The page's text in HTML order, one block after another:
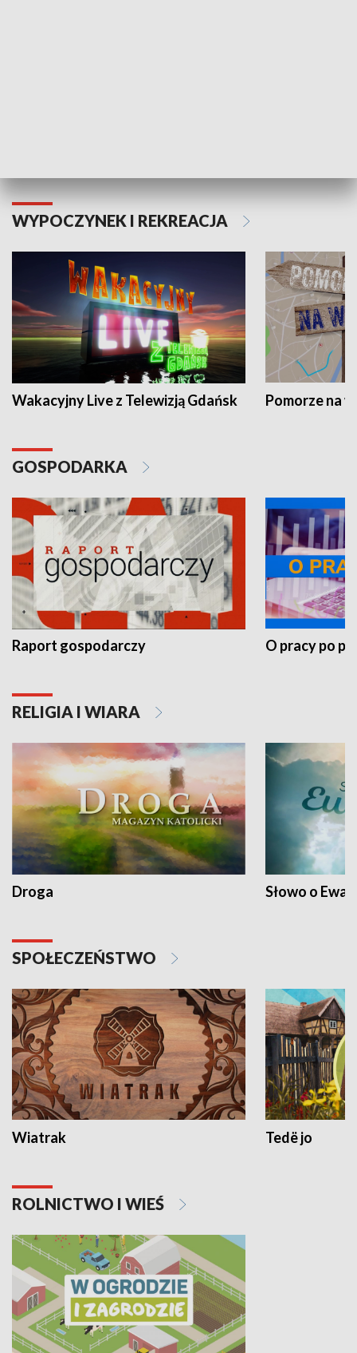
WYPOCZYNEK I REKREACJA
Wakacyjny Live z Telewizją Gdańsk Pomorze na
GOSPODARKA
Raport gospodarczy O pracy po
RELIGIA I WIARA
Droga Słowo o
SPOŁECZEŃSTWO
Wiatrak Tedë jo
ROLNICTWO I WIEŚ